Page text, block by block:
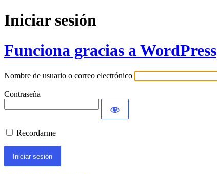
Iniciar sesión
Funciona gracias a WordPress
Nombre de usuario o correo electrónico
Contraseña
Recordarme